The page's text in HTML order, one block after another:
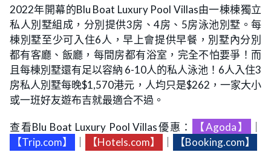
2022年開幕的Blu Boat Luxury Pool Villas由一棟棟獨立
私人別墅組成，分別提供3房、4房、5房泳池別墅。每
棟別墅至少可入住6人，早上會提供早餐，別墅內分別
都有客廳、飯廳，每間房都有浴室，完全不怕要爭！而
且每棟別墅還有足以容納 6-10人的私人泳池！6人入住3
房私人別墅每晚$1,570港元，人均只是$262，一家大小
或一班好友遊布吉就最適合不過。
查看Blu Boat Luxury Pool Villas優惠： 【Agoda】
【Trip.com】
【Hotels.com】 【Booking.com】